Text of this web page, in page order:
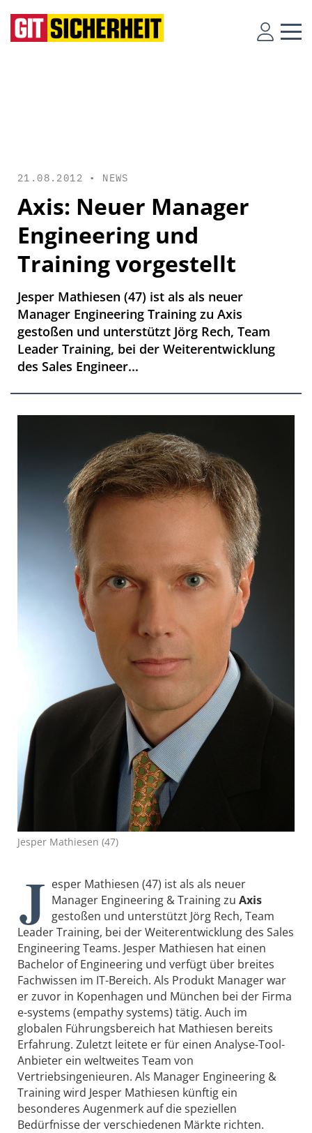
21.08.2012 • NEWS
Axis: Neuer Manager
Engineering und
Training vorgestellt
Jesper Mathiesen (47) ist als als neuer
Manager Engineering Training zu Axis
gestoßen und unterstützt Jörg Rech, Team
Leader Training, bei der Weiterentwicklung
des Sales Engineer...
Jesper Mathiesen (47)
J esper Mathiesen (47) ist als als neuer
Manager Engineering & Training zu Axis
gestoßen und unterstützt Jörg Rech, Team
Leader Training, bei der Weiterentwicklung des Sales
Engineering Teams. Jesper Mathiesen hat einen
Bachelor of Engineering und verfügt über breites
Fachwissen im IT-Bereich. Als Produkt Manager war
er zuvor in Kopenhagen und München bei der Firma
e-systems (empathy systems) tätig. Auch im
globalen Führungsbereich hat Mathiesen bereits
Erfahrung. Zuletzt leitete er für einen Analyse-Tool-
Anbieter ein weltweites Team von
Vertriebsingenieuren. Als Manager Engineering &
Training wird Jesper Mathiesen künftig ein
besonderes Augenmerk auf die speziellen
Bedürfnisse der verschiedenen Märkte richten.